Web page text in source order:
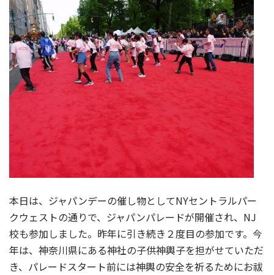
本日は、ジャパンデーの催し物としてNYセントラルパー
クウェストの通りで、ジャパンパレードが開催され、NJ
校も参加しました。昨年に引き続き２度目の参加です。今
年は、神奈川県にある神社の子供神輿子を担がせていただ
き、パレードスタート前には神輿の安全を祈るためにお祓